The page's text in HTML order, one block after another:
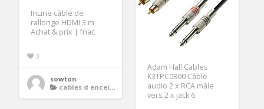
InLine câble de
rallonge HDMI 3 m
Achat & prix | fnac
3
sowton
cables d enceintes
Adam Hall Cables
K3TPC0300 Câble
audio 2 x RCA mâle
vers 2 x jack 6